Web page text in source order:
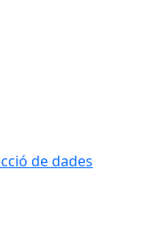
de dades